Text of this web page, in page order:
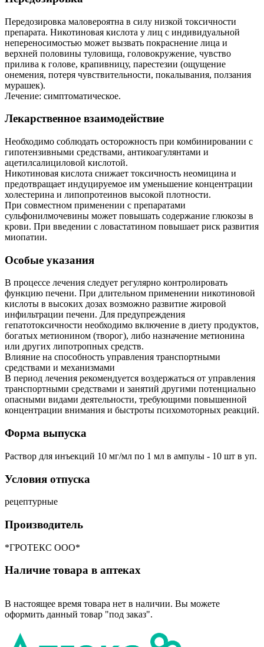
Передозировка маловероятна в силу низкой токсичности
препарата. Никотиновая кислота у лиц с индивидуальной
непереносимостью может вызвать покраснение лица и
верхней половины туловища, головокружение, чувство
прилива к голове, крапивницу, парестезии (ощущение
онемения, потеря чувствительности, покалывания, ползания
мурашек).
Лечение: симптоматическое.
Лекарственное взаимодействие
Необходимо соблюдать осторожность при комбинировании с
гипотензивными средствами, антикоагулянтами и
ацетилсалициловой кислотой.
Никотиновая кислота снижает токсичность неомицина и
предотвращает индуцируемое им уменьшение концентрации
холестерина и липопротеинов высокой плотности.
При совместном применении с препаратами
сульфонилмочевины может повышать содержание глюкозы в
крови. При введении с ловастатином повышает риск развития
миопатии.
Особые указания
В процессе лечения следует регулярно контролировать
функцию печени. При длительном применении никотиновой
кислоты в высоких дозах возможно развитие жировой
инфильтрации печени. Для предупреждения
гепатотоксичности необходимо включение в диету продуктов,
богатых метионином (творог), либо назначение метионина
или других липотропных средств.
Влияние на способность управления транспортными
средствами и механизмами
В период лечения рекомендуется воздержаться от управления
транспортными средствами и занятий другими потенциально
опасными видами деятельности, требующими повышенной
концентрации внимания и быстроты психомоторных реакций.
Форма выпуска
Раствор для инъекций 10 мг/мл по 1 мл в ампулы - 10 шт в уп.
Условия отпуска
рецептурные
Производитель
*ГРОТЕКС ООО*
Наличие товара в аптеках
В настоящее время товара нет в наличии. Вы можете
оформить данный товар "под заказ".